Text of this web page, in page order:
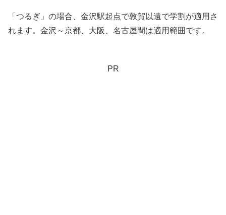
「つるぎ」の場合、金沢駅起点で敦賀以遠で学割が適用さ
れます。金沢～京都、大阪、名古屋間は適用範囲です。
PR